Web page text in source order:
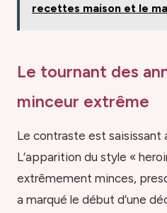
recettes maison et le
Le tournant des
minceur extrême
Le contraste est saisissant
L’apparition du style «
extrêmement minces,
a marqué le début d’une